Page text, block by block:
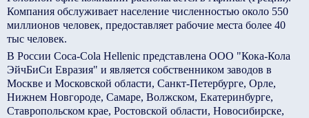
Компания обслуживает население численностью около 550
миллионов человек, предоставляет рабочие места более 40
тыс человек.
В России Coca-Cola Hellenic представлена ООО "Кока-Кола
ЭйчБиСи Евразия" и является собственником заводов в
Москве и Московской области, Санкт-Петербурге, Орле,
Нижнем Новгороде, Самаре, Волжском, Екатеринбурге,
Ставропольском крае, Ростовской области, Новосибирске,